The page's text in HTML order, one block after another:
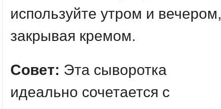
используйте утром и вечером,
закрывая кремом.
Совет: Эта сыворотка
идеально сочетается с